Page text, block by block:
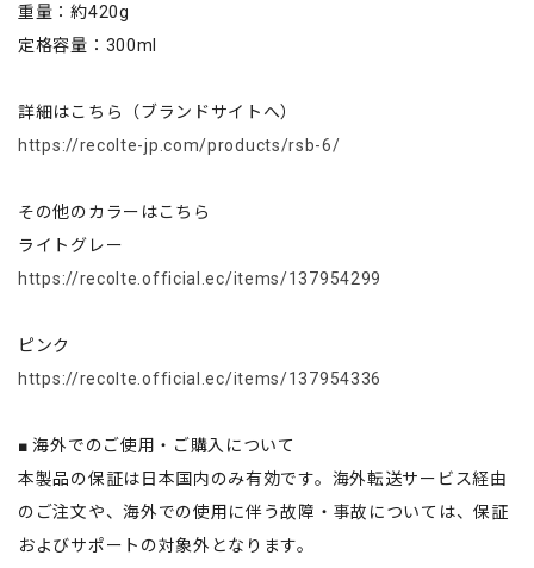
重量：約420g
定格容量：300ml
詳細はこちら（ブランドサイトへ）
https://recolte-jp.com/products/rsb-6/
その他のカラーはこちら
ライトグレー
https://recolte.official.ec/items/137954299
ピンク
https://recolte.official.ec/items/137954336
■ 海外でのご使用・ご購入について
本製品の保証は日本国内のみ有効です。海外転送サービス経由
のご注文や、海外での使用に伴う故障・事故については、保証
およびサポートの対象外となります。